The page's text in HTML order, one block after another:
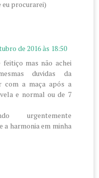
eu procurarei)
de 2016 às 18:50
mas não achei
duvidas da
com a maça após a
e normal ou de 7
urgentemente
a harmonia em minha